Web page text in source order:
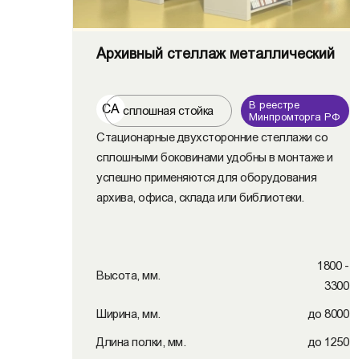
Архивный стеллаж металлический
СА сплошная стойка
В реестре
Минпромторга РФ
Стационарные двухсторонние стеллажи со
сплошными боковинами удобны в монтаже и
успешно применяются для оборудования
архива, офиса, склада или библиотеки.
Высота, мм.
1800 -
3300
Ширина, мм. до 8000
Длина полки, мм. до 1250